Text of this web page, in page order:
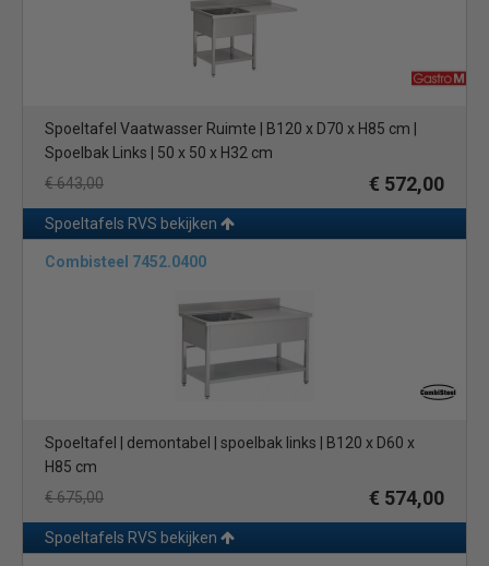
Spoeltafel Vaatwasser Ruimte | B120 x D70 x H85 cm |
Spoelbak Links | 50 x 50 x H32 cm
€ 643,00
€ 572,00
Spoeltafels RVS bekijken
Combisteel 7452.0400
Spoeltafel | demontabel | spoelbak links | B120 x D60 x
H85 cm
€ 675,00
€ 574,00
Spoeltafels RVS bekijken